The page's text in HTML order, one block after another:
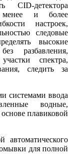
CID-детектора
менее и более
настроек,
следовые
высокие
разбавления,
спектра,
следить за
системами ввода
водные,
плавиковой
автоматического
для полной